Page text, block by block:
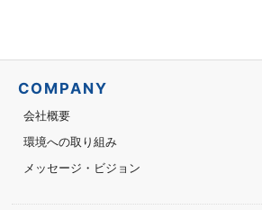
COMPANY
会社概要
環境への取り組み
メッセージ・ビジョン